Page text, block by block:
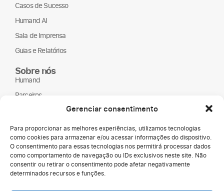
Gerenciar consentimento
Para proporcionar as melhores experiências, utilizamos tecnologias
como cookies para armazenar e/ou acessar informações do dispositivo.
O consentimento para essas tecnologias nos permitirá processar dados
como comportamento de navegação ou IDs exclusivos neste site. Não
consentir ou retirar o consentimento pode afetar negativamente
determinados recursos e funções.
Casos de Sucesso
Humand AI
Sala de Imprensa
Guias e Relatórios
Sobre nós
Humand
Parceiros
LGPD